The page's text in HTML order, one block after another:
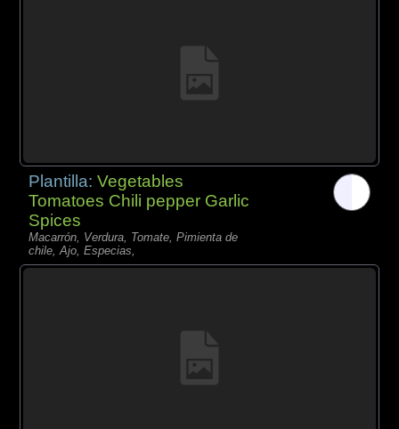
Plantilla:Vegetables
Tomatoes Chili pepper Garlic
Spices
Macarrón, Verdura, Tomate, Pimienta de
chile, Ajo, Especias,